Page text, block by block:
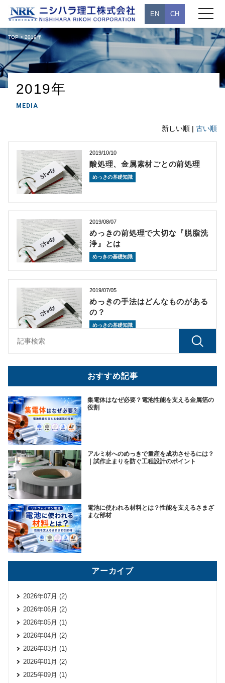
toggle
EN CH
TOP> 2019年
2019年
MEDIA
新しい順 | 古い順
2019/10/10
酸処理、金属素材ごとの前処理
めっきの基礎知識
2019/08/07
めっきの前処理で大切な『脱脂洗
浄』とは
めっきの基礎知識
2019/07/05
めっきの手法はどんなものがある
の？
めっきの基礎知識
おすすめ記事
集電体はなぜ必要？電池性能を支える金属箔の
役割
アルミ材へのめっきで量産を成功させるには？
｜試作止まりを防ぐ工程設計のポイント
電池に使われる材料とは？性能を支えるさまざ
まな部材
アーカイブ
2026年07月 (2)
2026年06月 (2)
2026年05月 (1)
2026年04月 (2)
2026年03月 (1)
2026年01月 (2)
2025年09月 (1)